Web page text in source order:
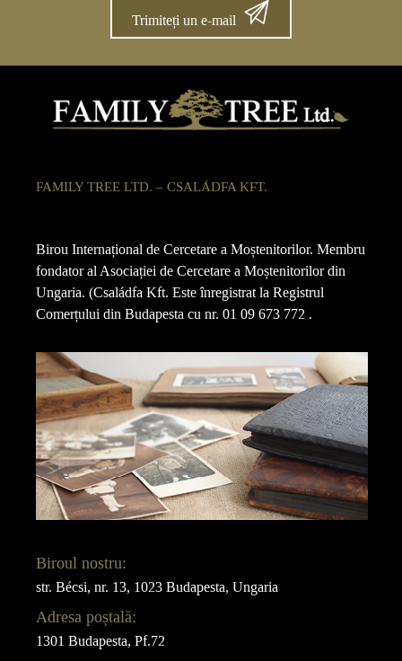
Trimiteți un e-mail
FAMILY TREE LTD. – CSALÁDFA KFT.
Birou Internațional de Cercetare a Moștenitorilor. Membru
fondator al Asociației de Cercetare a Moștenitorilor din
Ungaria. (Családfa Kft. Este înregistrat la Registrul
Comerțului din Budapesta cu nr. 01 09 673 772 .
Biroul nostru:
str. Bécsi, nr. 13, 1023 Budapesta, Ungaria
Adresa poștală:
1301 Budapesta, Pf.72